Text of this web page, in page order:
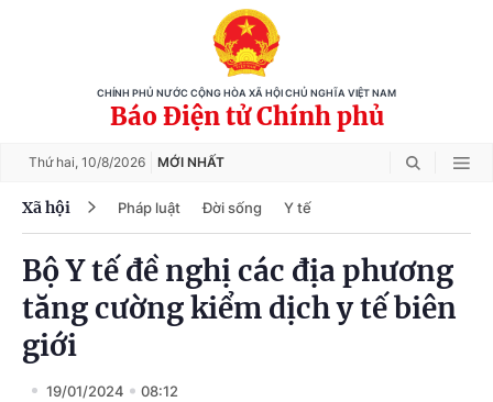
CHÍNH PHỦ NƯỚC CỘNG HÒA XÃ HỘI CHỦ NGHĨA VIỆT NAM
Báo Điện tử Chính phủ
Thứ hai, 10/8/2026 MỚI NHẤT
Xã hội Pháp luật Đời sống Y tế
Bộ Y tế đề nghị các địa phương
tăng cường kiểm dịch y tế biên
giới
19/01/2024 08:12